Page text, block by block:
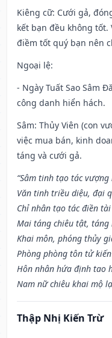
Kiêng cữ: Cưới gả,
kết bạn đều không tốt.
điềm tốt quý bạn nên
Ngoại lệ:
- Ngày Tuất Sao Sâm
công danh hiển hách.
Sâm: Thủy Viên (con
việc mua bán, kinh
táng và cưới gả.
“Sâm tinh tạo tác vượng
Văn tinh triều diệu, đại
Chỉ nhân tạo tác điền
Mai táng chiêu tật, táng
Khai môn, phóng thủy
Phòng phòng tôn tử
Hôn nhân hứa định tao
Nam nữ chiêu khai mộ
Thập Nhị Kiến Trừ